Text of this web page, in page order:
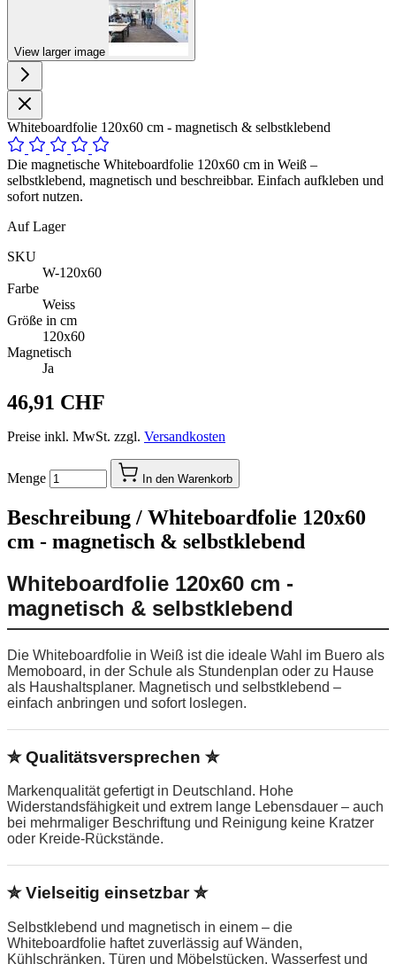
View larger image
Whiteboardfolie 120x60 cm - magnetisch & selbstklebend
Die magnetische Whiteboardfolie 120x60 cm in Weiß –
selbstklebend, magnetisch und beschreibbar. Einfach aufkleben und
sofort nutzen.
Auf Lager
SKU
W-120x60
Farbe
Weiss
Größe in cm
120x60
Magnetisch
Ja
46,91 CHF
Preise inkl. MwSt. zzgl. Versandkosten
Menge In den Warenkorb
Beschreibung / Whiteboardfolie 120x60
cm - magnetisch & selbstklebend
Whiteboardfolie 120x60 cm -
magnetisch & selbstklebend
Die Whiteboardfolie in Weiß ist die ideale Wahl im Buero als
Memoboard, in der Schule als Stundenplan oder zu Hause
als Haushaltsplaner. Magnetisch und selbstklebend –
einfach anbringen und sofort loslegen.
✮ Qualitätsversprechen ✮
Markenqualität gefertigt in Deutschland. Hohe
Widerstandsfähigkeit und extrem lange Lebensdauer – auch
bei mehrmaliger Beschriftung und Reinigung keine Kratzer
oder Kreide-Rückstände.
✮ Vielseitig einsetzbar ✮
Selbstklebend und magnetisch in einem – die
Whiteboardfolie haftet zuverlässig auf Wänden,
Kühlschränken, Türen und Möbelstücken. Wasserfest und